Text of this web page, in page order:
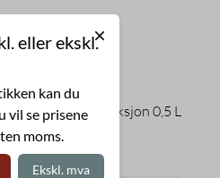
5 mulige
Blåtind
hånddesinfeksjon 0,5 L
125,-
eller ekskl.
kan du
vil se prisene
moms.
Ekskl. mva